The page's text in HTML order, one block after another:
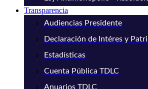
Transparencia
Audiencias Presidente
Declaración de Intéres y
Estadísticas
Cuenta Pública TDLC
Anuarios TDLC